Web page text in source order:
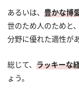
あるいは、 豊かな博
世のため人のためと
分野に優れた適性が
総じて、 ラッキーな
ょう。